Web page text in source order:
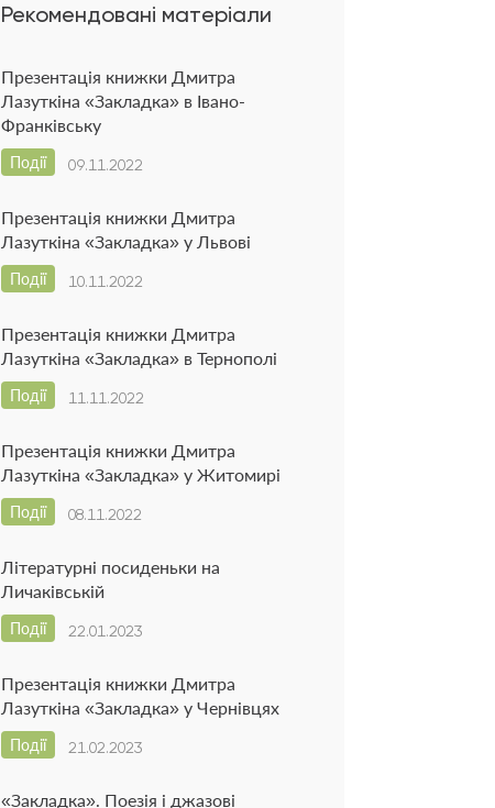
Рекомендовані матеріали
Презентація книжки Дмитра
Лазуткіна «Закладка» в Івано-
Франківську
09.11.2022
Події
Презентація книжки Дмитра
Лазуткіна «Закладка» у Львові
10.11.2022
Події
Презентація книжки Дмитра
Лазуткіна «Закладка» в Тернополі
11.11.2022
Події
Презентація книжки Дмитра
Лазуткіна «Закладка» у Житомирі
08.11.2022
Події
Літературні посиденьки на
Личаківській
22.01.2023
Події
Презентація книжки Дмитра
Лазуткіна «Закладка» у Чернівцях
21.02.2023
Події
«Закладка». Поезія і джазові